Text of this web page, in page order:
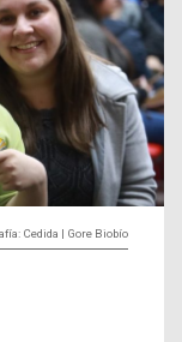
Cedida | Gore Biobío